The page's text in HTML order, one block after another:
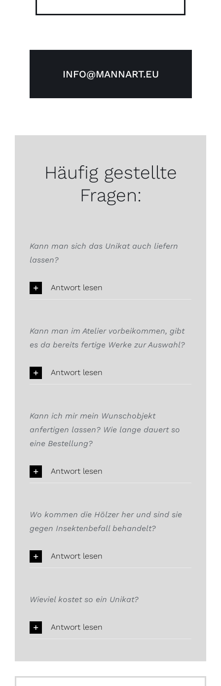
INFO@MANNART.EU
Häufig gestellte
Fragen:
Kann man sich das Unikat auch liefern
lassen?
Antwort lesen
Kann man im Atelier vorbeikommen, gibt
es da bereits fertige Werke zur Auswahl?
Antwort lesen
Kann ich mir mein Wunschobjekt
anfertigen lassen? Wie lange dauert so
eine Bestellung?
Antwort lesen
Wo kommen die Hölzer her und sind sie
gegen Insektenbefall behandelt?
Antwort lesen
Wieviel kostet so ein Unikat?
Antwort lesen